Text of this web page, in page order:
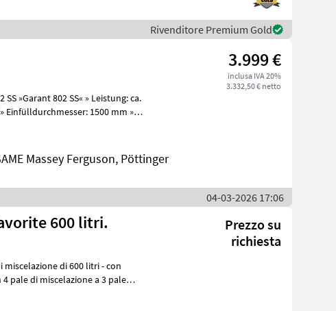
Rivenditore Premium Gold
3.999 €
inclusa IVA 20%
3.332,50 € netto
ca.
Einfülldurchmesser: 1500 mm »
Massey Ferguson, Pöttinger
04-03-2026 17:06
Favorite 600 litri.
Prezzo su
richiesta